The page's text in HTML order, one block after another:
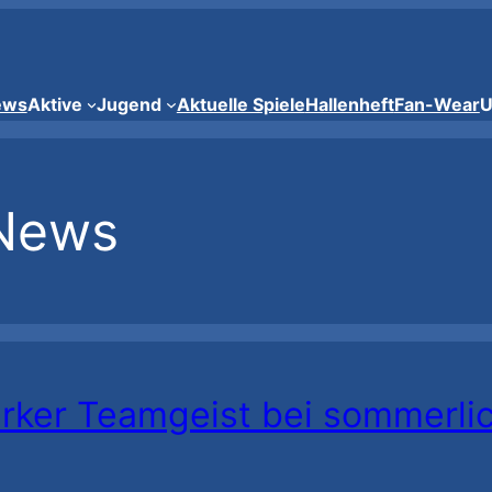
Aktive Jugend Aktuelle SpieleHallenheftFan-Wear
Teamgeist bei